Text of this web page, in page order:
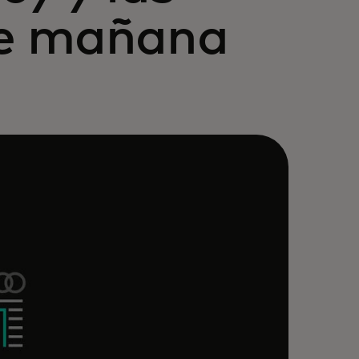
mañana